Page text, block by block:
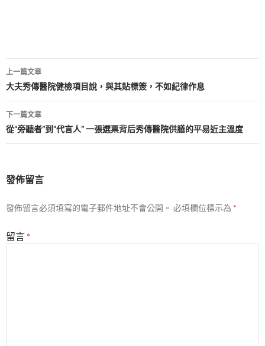
文
章
導
覽
上一篇文章
大夫秀傳醫院健檢項目說，與其貼標簽，不如紀律作息
下一篇文章
從“旁聽者”到“代言人” 一張選票背后秀傳醫院供膳的平易近主溫度
發佈留言
發佈留言必須填寫的電子郵件地址不會公開。 必填欄位標示為 *
留言 *